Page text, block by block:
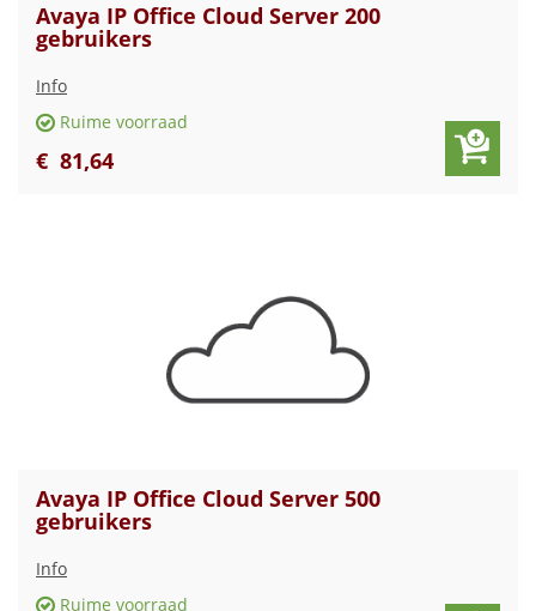
Avaya IP Office Cloud Server 200
gebruikers
Info
Ruime voorraad
€ 81,64
Avaya IP Office Cloud Server 500
gebruikers
Info
Ruime voorraad